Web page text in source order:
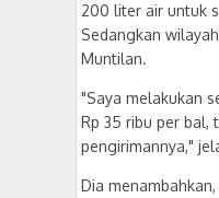
200 liter air untuk
Sedangkan
Muntilan.
"Saya melakukan
Rp 35 ribu per bal,
pengirimannya,"
Dia